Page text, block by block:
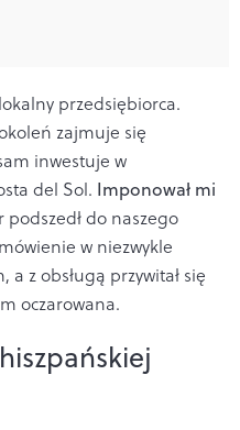
przedsiębiorca.
zajmuje się
inwestuje w
del Sol. Imponował mi
podszedł do naszego
w niezwykle
z obsługą przywitał się
oczarowana.